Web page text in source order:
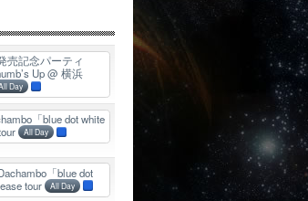
売記念パーティ
Up@ 横浜
Day
「blue dot white
All Day
「blue dot
tour All Day